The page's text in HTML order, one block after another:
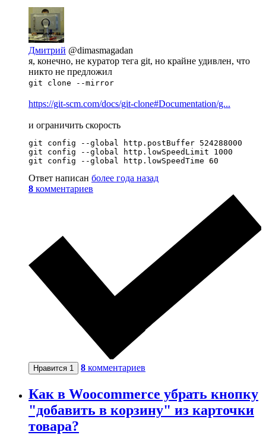
Дмитрий @dimasmagadan
я, конечно, не куратор тега git, но крайне удивлен, что
никто не предложил
git clone --mirror
https://git-scm.com/docs/git-clone#Documentation/g...
и ограничить скорость
git config --global http.postBuffer 524288000
git config --global http.lowSpeedLimit 1000
git config --global http.lowSpeedTime 60
Ответ написан более года назад
8 комментариев
Нравится 1 8 комментариев
Как в Woocommerce убрать кнопку
"добавить в корзину" из карточки
товара?